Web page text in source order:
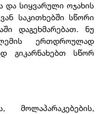
და სიყვარული ოჯახის
საკითხებში სწორი
დაგეხმარებათ. ნუ
ერთდროულად
გიკარნახებთ სწორ